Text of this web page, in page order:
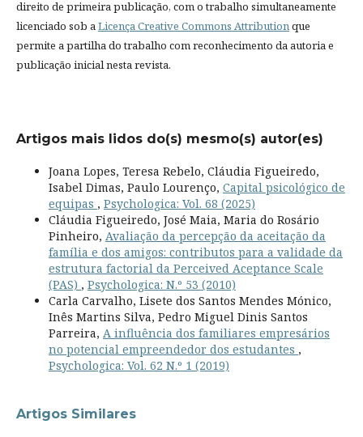
direito de primeira publicação, com o trabalho simultaneamente
licenciado sob aLicença Creative Commons Attributionque
permite a partilha do trabalho com reconhecimento da autoria e
publicação inicial nesta revista.
Artigos mais lidos do(s) mesmo(s) autor(es)
Joana Lopes, Teresa Rebelo, Cláudia Figueiredo,
Isabel Dimas, Paulo Lourenço, Capital psicológico de
equipas , Psychologica: Vol. 68 (2025)
Cláudia Figueiredo, José Maia, Maria do Rosário
Pinheiro, Avaliação da percepção da aceitação da
família e dos amigos: contributos para a validade da
estrutura factorial da Perceived Aceptance Scale
(PAS) , Psychologica: N.º 53 (2010)
Carla Carvalho, Lisete dos Santos Mendes Mónico,
Inês Martins Silva, Pedro Miguel Dinis Santos
Parreira, A influência dos familiares empresários
no potencial empreendedor dos estudantes ,
Psychologica: Vol. 62 N.º 1 (2019)
Artigos Similares